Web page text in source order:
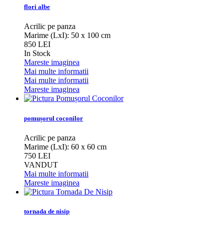
flori albe
Acrilic pe panza
Marime (LxI): 50 x 100 cm
850 LEI
In Stock
Mareste imaginea
Mai multe informatii
Mai multe informatii
Mareste imaginea
pomușorul coconilor
Acrilic pe panza
Marime (LxI): 60 x 60 cm
750 LEI
VANDUT
Mai multe informatii
Mareste imaginea
tornada de nisip